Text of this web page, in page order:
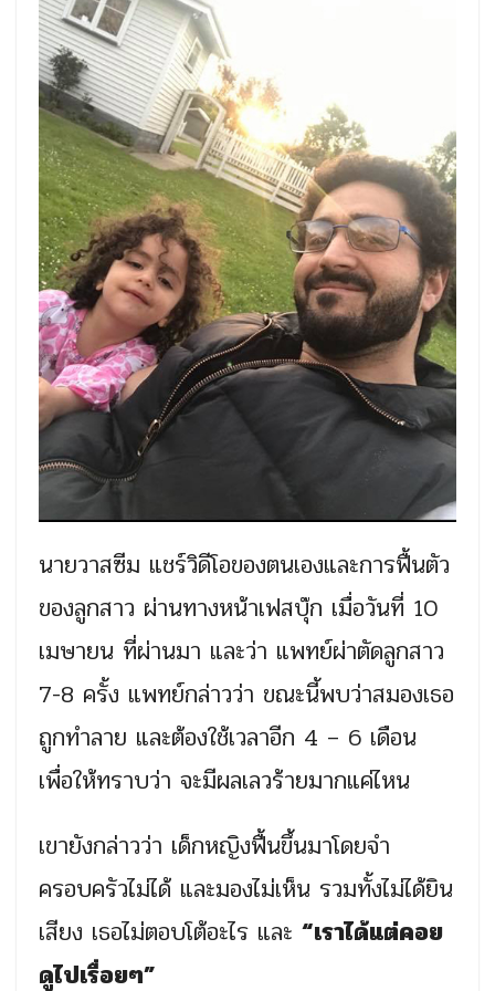
นายวาสซีม แชร์วิดีโอของตนเองและการฟื้นตัว
ของลูกสาว ผ่านทางหน้าเฟสบุ๊ก เมื่อวันที่ 10
เมษายน ที่ผ่านมา และว่า แพทย์ผ่าตัดลูกสาว
7-8 ครั้ง แพทย์กล่าวว่า ขณะนี้พบว่าสมองเธอ
ถูกทำลาย และต้องใช้เวลาอีก 4 – 6 เดือน
เพื่อให้ทราบว่า จะมีผลเลวร้ายมากแค่ไหน
เขายังกล่าวว่า เด็กหญิงฟื้นขึ้นมาโดยจำ
ครอบครัวไม่ได้ และมองไม่เห็น รวมทั้งไม่ได้ยิน
เสียง เธอไม่ตอบโต้อะไร และ “เราได้แต่คอย
ดูไปเรื่อยๆ”